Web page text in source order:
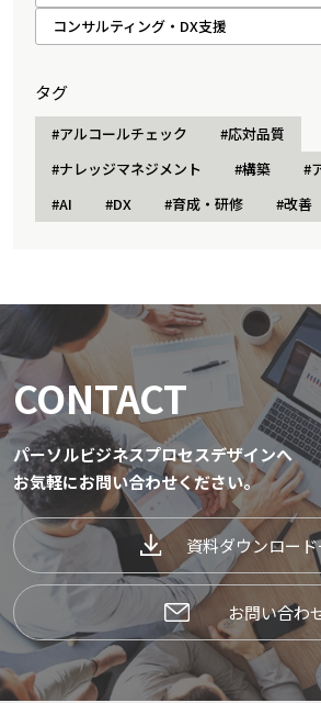
コンサルティング・DX支援
タグ
#アルコールチェック
#応対品質
#ナレッジマネジメント
#構築
#
#AI
#DX #育成・研修 #改善
CONTACT
パーソルビジネスプロセスデザインへ
お気軽にお問い合わせください。
資料ダウンロー
お問い合わ